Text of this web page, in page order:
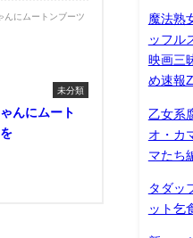
未分類
んにムート
魔法熟
ッフル
映画三
め速報
乙女系
オ・カ
マたち
タダッ
ット乞